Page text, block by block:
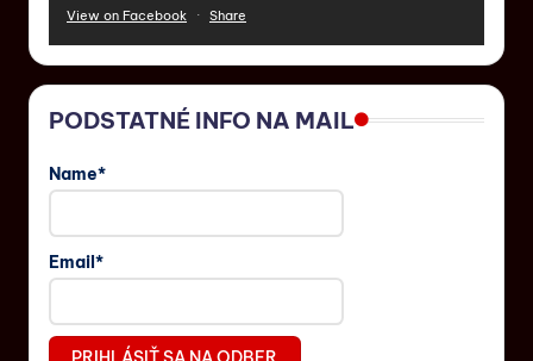
View on Facebook · Share
PODSTATNÉ INFO NA MAIL
Name*
Email*